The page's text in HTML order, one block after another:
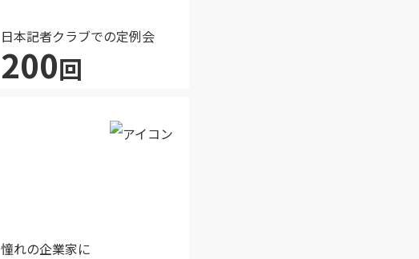
日本記者クラブでの定例会
200回
憧れの企業家に